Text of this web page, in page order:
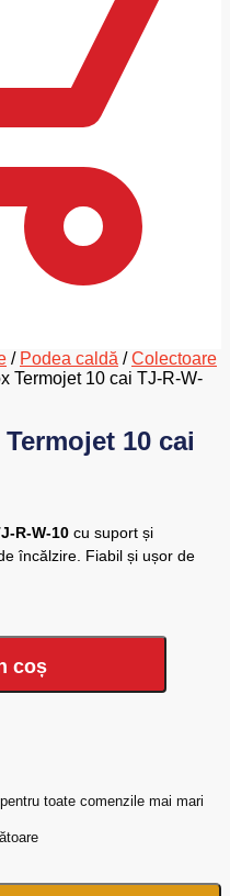
/ Podea caldă /Colectoare
Termojet 10 cai TJ-R-W-
10 cai
R-W-10 cu suport și
încălzire. Fiabil și ușor de
coș
toate comenzile mai mari